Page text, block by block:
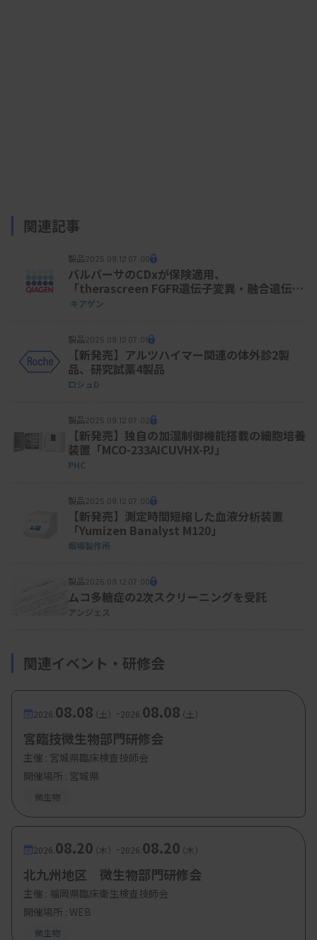
関連記事
製品2025.09.12 07:00
バルバーサのCDxが保険適用、
「therascreen FGFR遺伝子変異・融合遺伝子
検出キットRGQ キアゲン」
キアゲン
製品2025.09.12 07:01
【新発売】アルツハイマー関連の体外診2製
品、研究試薬4製品
ロシュD
製品2025.09.12 07:02
【新発売】独自の加湿制御機能搭載の細胞培養
装置「MCO-233AICUVHX-PJ」
PHC
製品2025.09.12 07:00
【新発売】測定時間短縮した血液分析装置
「Yumizen Banalyst M120」
堀場製作所
製品2025.09.12 07:00
ムコ多糖症の2次スクリーニングを受託
アンジェス
関連イベント・研修会
2026. 08.08（土） -2026. 08.08（土）
宮臨技微生物部門研修会
主催 : 宮城県臨床検査技師会
開催場所 : 宮城県
微生物
2026. 08.20（木） -2026. 08.20（木）
北九州地区 微生物部門研修会
主催 : 福岡県臨床衛生検査技師会
開催場所 : WEB
微生物